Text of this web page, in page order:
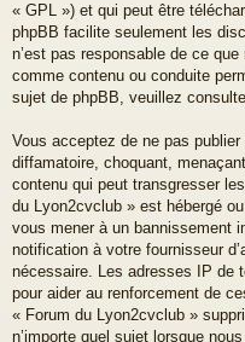
« GPL ») et qui peut être
phpBB facilite seulement les
n’est pas responsable de ce
comme contenu ou conduite
sujet de phpBB, veuillez
Vous acceptez de ne pas
diffamatoire, choquant,
contenu qui peut transgresser
du Lyon2cvclub » est hébergé
vous mener à un bannissement
notification à votre fournisseur
nécessaire. Les adresses IP de
pour aider au renforcement de
« Forum du Lyon2cvclub »
n’importe quel sujet lorsque